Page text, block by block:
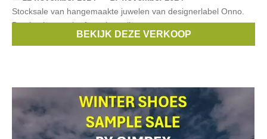
Stocksale van hangemaakte juwelen van designerlabel Onno.
Betalen kan cash of met betaalkaarten.
OnnoBEKIJK DEZE VERKOOP